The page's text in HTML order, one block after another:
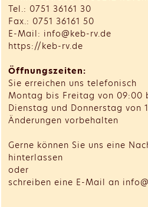
Tel.: 0751 36161 30
Fax.: 0751 36161 50
E-Mail: info@keb-rv.de
https://keb-rv.de
Öffnungszeiten:
Sie erreichen uns telefonisch
Montag bis Freitag von 09:00
Dienstag und Donnerstag von
Änderungen vorbehalten
Gerne können Sie uns eine
hinterlassen
oder
schreiben eine E-Mail an